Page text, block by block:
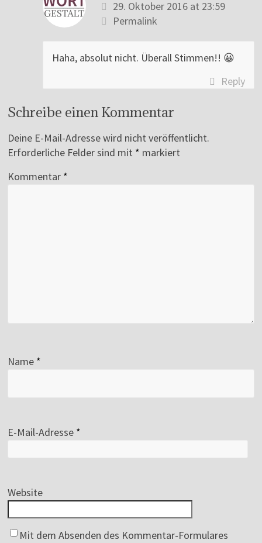
29. Oktober 2016 at 23:59
Permalink
Haha, absolut nicht. Überall Stimmen!! 😀
Reply
Schreibe einen Kommentar
Deine E-Mail-Adresse wird nicht veröffentlicht.
Erforderliche Felder sind mit * markiert
Kommentar *
Name *
E-Mail-Adresse *
Website
Mit dem Absenden des Kommentar-Formulares